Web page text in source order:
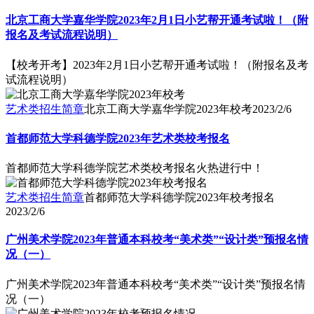
北京工商大学嘉华学院2023年2月1日小艺帮开通考试啦！（附
报名及考试流程说明）
【校考开考】2023年2月1日小艺帮开通考试啦！（附报名及考
试流程说明）
艺术类招生简章北京工商大学嘉华学院2023年校考2023/2/6
首都师范大学科德学院2023年艺术类校考报名
首都师范大学科德学院艺术类校考报名火热进行中！
艺术类招生简章首都师范大学科德学院2023年校考报名
2023/2/6
广州美术学院2023年普通本科校考“美术类”“设计类”预报名情
况（一）
广州美术学院2023年普通本科校考“美术类”“设计类”预报名情
况（一）